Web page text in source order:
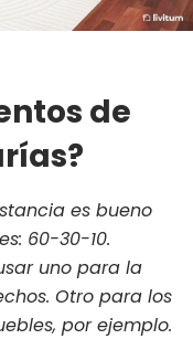
de
es bueno
60-30-10.
uno para la
Otro para los
por ejemplo.